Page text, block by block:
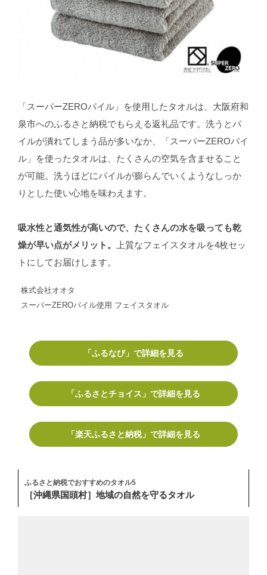
「スーパーZEROパイル」を使用したタオルは、大阪府和
泉市へのふるさと納税でもらえる返礼品です。洗うとパ
イルが潰れてしまう品が多いなか、「スーパーZEROパイ
ル」を使ったタオルは、たくさんの空気を含ませること
が可能。洗うほどにパイルが膨らんでいくようなしっか
りとした使い心地を味わえます。
吸水性と通気性が高いので、たくさんの水を吸っても乾
燥が早い点がメリット。
上質なフェイスタオルを4枚セッ
トにしてお届けします。
株式会社オオタ
スーパーZEROパイル使用 フェイスタオル
「ふるなび」で詳細を見る
「ふるさとチョイス」で詳細を見る
「楽天ふるさと納税」で詳細を見る
ふるさと納税でおすすめのタオル5
［沖縄県国頭村］地域の自然を守るタオル